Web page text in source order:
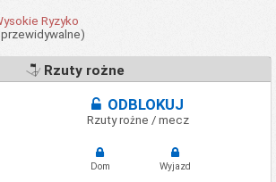
Ryzyko
Rzuty rożne
ODBLOKUJ
Rzuty rożne / mecz
Dom Wyjazd